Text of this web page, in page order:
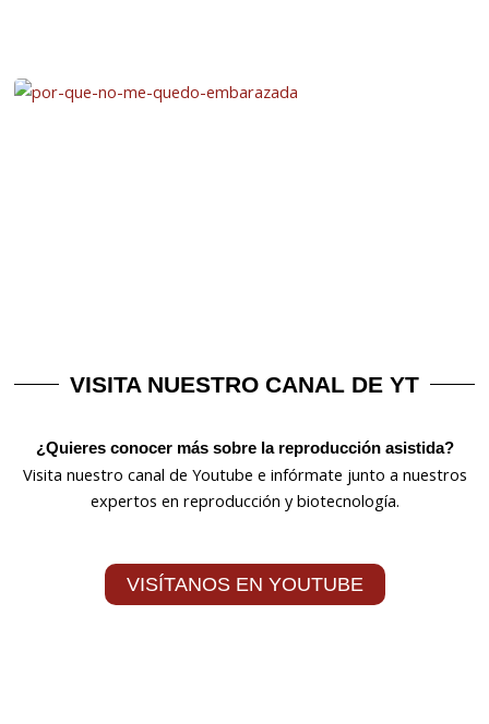
VISITA NUESTRO CANAL DE YT
¿Quieres conocer más sobre la reproducción asistida?
Visita nuestro canal de Youtube e infórmate junto a nuestros
expertos en reproducción y biotecnología.
VISÍTANOS EN YOUTUBE